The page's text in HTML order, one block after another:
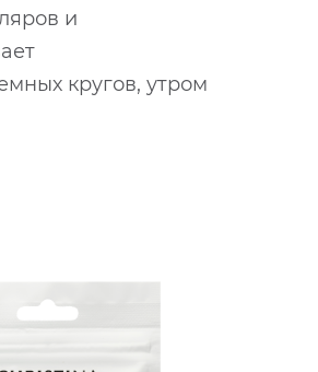
и
кругов, утром